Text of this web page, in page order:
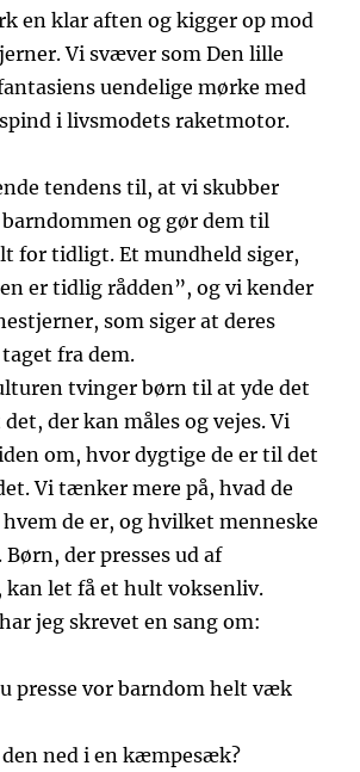
en klar aften og kigger op mod
Vi svæver som Den lille
uendelige mørke med
i livsmodets raketmotor.
tendens til, at vi skubber
og gør dem til
for tidligt. Et mundheld siger,
er tidlig rådden”, og vi kender
som siger at deres
fra dem.
tvinger børn til at yde det
der kan måles og vejes. Vi
om, hvor dygtige de er til det
Vi tænker mere på, hvad de
de er, og hvilket menneske
der presses ud af
kan let få et hult voksenliv.
jeg skrevet en sang om:
presse vor barndom helt væk
ned i en kæmpesæk?